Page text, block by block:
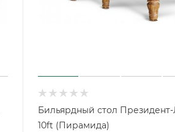
Бильярдный стол
10ft (Пирамида)